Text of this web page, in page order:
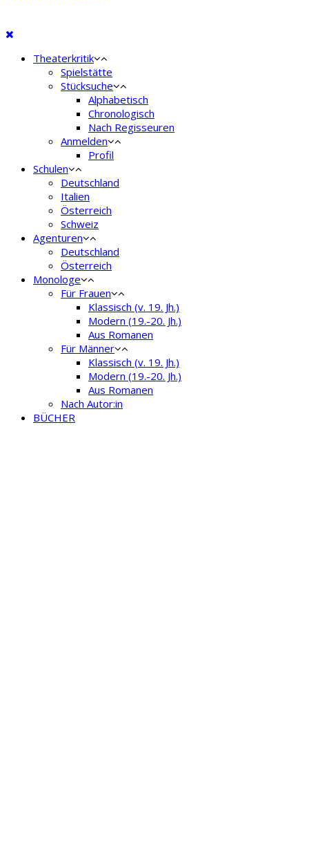
Theaterkritik
Spielstätte
Stücksuche
Alphabetisch
Chronologisch
Nach Regisseuren
Anmelden
Profil
Schulen
Deutschland
Italien
Österreich
Schweiz
Agenturen
Deutschland
Österreich
Monologe
Für Frauen
Klassisch (v. 19. Jh.)
Modern (19.-20. Jh.)
Aus Romanen
Für Männer
Klassisch (v. 19. Jh.)
Modern (19.-20. Jh.)
Aus Romanen
Nach Autor:in
BÜCHER